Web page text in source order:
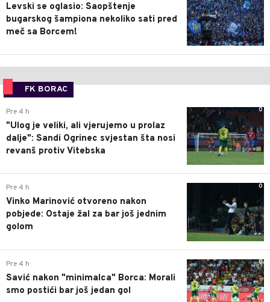
Levski se oglasio: Saopštenje
bugarskog šampiona nekoliko sati pred
meč sa Borcem!
FK BORAC
0
Pre 4 h
"Ulog je veliki, ali vjerujemo u prolaz
dalje": Sandi Ogrinec svjestan šta nosi
revanš protiv Vitebska
0
Pre 4 h
Vinko Marinović otvoreno nakon
pobjede: Ostaje žal za bar još jednim
golom
0
Pre 4 h
Savić nakon "minimalca" Borca: Morali
smo postići bar još jedan gol